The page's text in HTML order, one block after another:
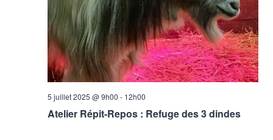
Atelier Répit-Repos : Refuge des 3 dindes
5 juillet 2025 @ 9h00 - 12h00